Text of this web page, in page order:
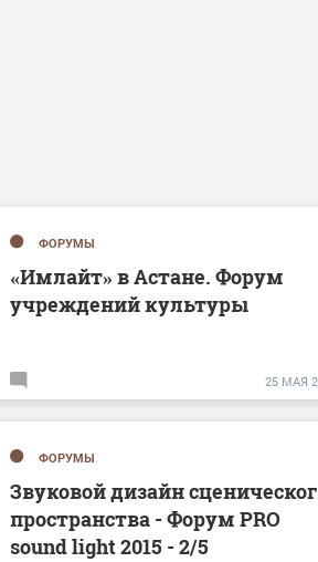
ФОРУМЫ
«Имлайт» в Астане. Форум
учреждений культуры
25 МАЯ
ФОРУМЫ
Звуковой дизайн
пространства - Форум PRO
sound light 2015 - 2/5